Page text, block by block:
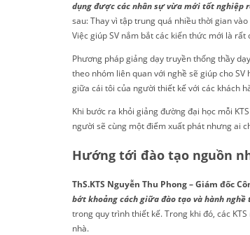
dụng được các nhân sự vừa mới tốt nghiệp
sau: Thay vì tập trung quá nhiều thời gian
Việc giúp SV nắm bắt các kiến thức mới là
Phương pháp giảng dạy truyền thống thầy
theo nhóm liên quan với nghề sẽ giúp cho
giữa cái tôi của người thiết kế với các khách
Khi bước ra khỏi giảng đường đại học mỗi
người sẽ cùng một điểm xuất phát nhưng ai
Hướng tới đào tạo nguồn
ThS.KTS Nguyễn Thu Phong – Giám đốc
bớt khoảng cách giữa đào tạo và hành nghề
trong quy trình thiết kế. Trong khi đó, các
nhà.